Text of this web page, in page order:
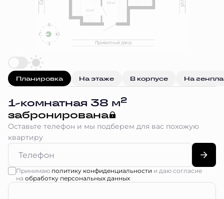
Планировка На этаже В корпусе На
1-комнатная 38 м2
забронирована
Оставьте телефон и мы подберем для вас похожую
квартиру
Принимаю политику конфиденциальности и даю согласие
на обработку персональных данных